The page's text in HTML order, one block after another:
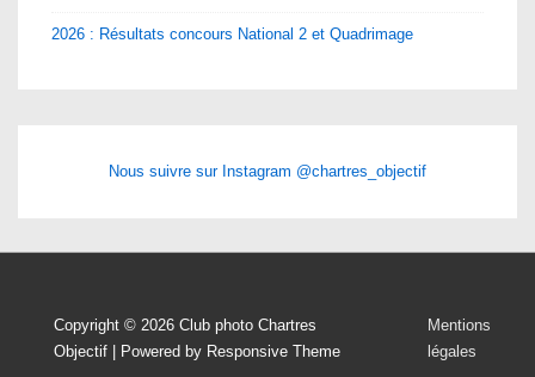
2026 : Résultats concours National 2 et Quadrimage
Nous suivre sur Instagram @chartres_objectif
Copyright © 2026 Club photo Chartres
Objectif | Powered by Responsive Theme
Menu
du
Mentions
légales